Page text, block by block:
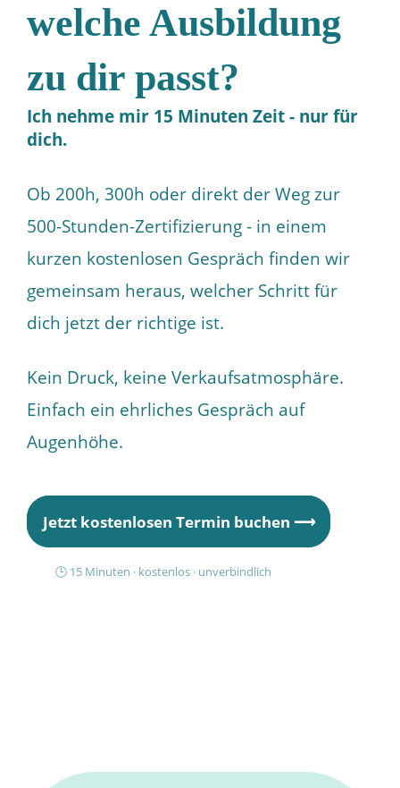
welche Ausbildung
zu dir passt?
Ich nehme mir 15 Minuten Zeit - nur für
dich.
Ob 200h, 300h oder direkt der Weg zur
500-Stunden-Zertifizierung - in einem
kurzen kostenlosen Gespräch finden wir
gemeinsam heraus, welcher Schritt für
dich jetzt der richtige ist.
Kein Druck, keine Verkaufsatmosphäre.
Einfach ein ehrliches Gespräch auf
Augenhöhe.
Jetzt kostenlosen Termin buchen ⟶
🕒 15 Minuten · kostenlos · unverbindlich